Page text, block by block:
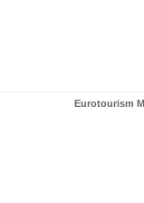
Eurotourism